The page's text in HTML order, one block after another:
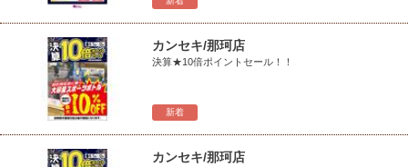
新着
カンセキ/那珂店
決算★10倍ポイントセール！！
カンセキ/那珂店